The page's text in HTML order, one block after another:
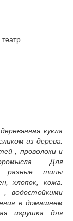
кукла
из дерева.
, проволоки и
Для
разные типы
хлопок, кожа.
, водостойкими
в домашнем
игрушка для